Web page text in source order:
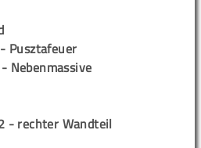
Pusztafeuer
Nebenmassive
- rechter Wandteil